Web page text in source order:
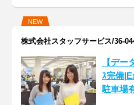
NEW
株式会社スタッフサービス/36-
【デー
ｽ完備
駐車場